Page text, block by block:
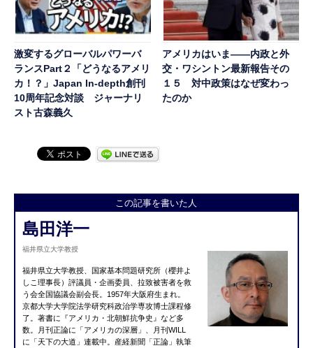
激変するグローバルパワーバ
ランスPart２「どうなるアメリ
カ！？」Japan In-depth創刊
10周年記念対談 ジャーナリ
スト古森義久
アメリカはいま――内政と外
交・ワシントン最新報告その
１５ 対中政策はなぜ変わっ
たのか
この記事を書いた人
島田洋一
福井県立大学教授
福井県立大学教授、国家基本問題研究所（櫻井よ
しこ理事長）評議員・企画委員、拉致被害者を救
う会全国協議会副会長。1957年大阪府生まれ。
京都大学大学院法学研究科政治学専攻博士課程修
了。著書に『アメリカ・北朝鮮抗争史』など多
数。月刊正論に「アメリカの深層」、月刊WILL
に「天下の大道」連載中。産経新聞「正論」執筆